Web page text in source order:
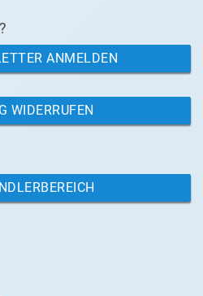
ANMELDEN
WIDERRUFEN